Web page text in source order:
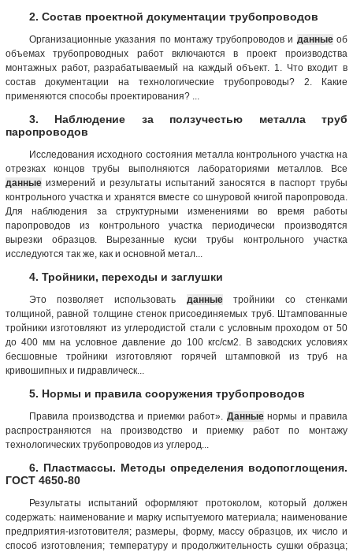
2. Состав проектной документации трубопроводов
Организационные указания по монтажу трубопроводов и данныеоб
объемах трубопроводных работ включаются в проект производства
монтажных работ, разрабатываемый на каждый объект. 1. Что входит в
состав документации на технологические трубопроводы? 2. Какие
применяются способы проектирования? ...
3. Наблюдение за ползучестью металла труб
паропроводов
Исследования исходного состояния металла контрольного участка на
отрезках концов трубы выполняются лабораториями металлов. Все
данные измерений и результаты испытаний заносятся в паспорт трубы
контрольного участка и хранятся вместе со шнуровой книгой паропровода.
Для наблюдения за структурными изменениями во время работы
паропроводов из контрольного участка периодически производятся
вырезки образцов. Вырезанные куски трубы контрольного участка
исследуются так же, как и основной метал...
4. Тройники, переходы и заглушки
Это позволяет использовать данныетройники со стенками
толщиной, равной толщине стенок присоединяемых труб. Штампованные
тройники изготовляют из углеродистой стали с условным проходом от 50
до 400 мм на условное давление до 100 кгс/см2. В заводских условиях
бесшовные тройники изготовляют горячей штамповкой из труб на
кривошипных и гидравлическ...
5. Нормы и правила сооружения трубопроводов
Правила производства и приемки работ». Данныенормы и правила
распространяются на производство и приемку работ по монтажу
технологических трубопроводов из углерод...
6. Пластмассы. Методы определения водопоглощения.
ГОСТ 4650-80
Результаты испытаний оформляют протоколом, который должен
содержать: наименование и марку испытуемого материала; наименование
предприятия-изготовителя; размеры, форму, массу образцов, их число и
способ изготовления; температуру и продолжительность сушки образца;